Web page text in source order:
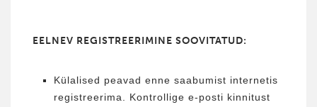
EELNEV REGISTREERIMINE SOOVITATUD:
Külalised peavad enne saabumist internetis
registreerima. Kontrollige e-posti kinnitust